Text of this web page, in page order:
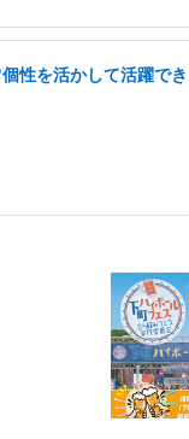
性を活かして活躍で